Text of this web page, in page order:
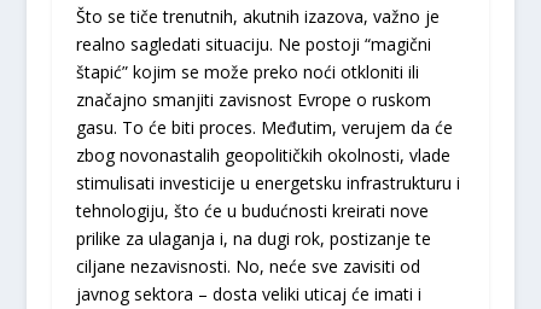
Što se tiče trenutnih, akutnih izazova, važno je
realno sagledati situaciju. Ne postoji “magični
štapić” kojim se može preko noći otkloniti ili
značajno smanjiti zavisnost Evrope o ruskom
gasu. To će biti proces. Međutim, verujem da će
zbog novonastalih geopolitičkih okolnosti, vlade
stimulisati investicije u energetsku infrastrukturu i
tehnologiju, što će u budućnosti kreirati nove
prilike za ulaganja i, na dugi rok, postizanje te
ciljane nezavisnosti. No, neće sve zavisiti od
javnog sektora – dosta veliki uticaj će imati i